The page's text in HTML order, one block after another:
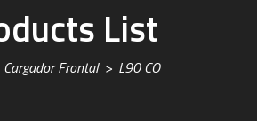
List
Cargador Frontal L90 CO